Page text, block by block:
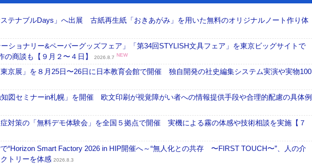
テナブルDays」へ出展 古紙再生紙「おきあがみ」を用いた無料のオリジナルノート作り体
ショナリー&ペーパーグッズフェア」「第34回STYLISH文具フェア」を東京ビッグサイトで
の商談も【９月２〜４日】
2026.8.7 NEW
京展」を８月25日〜26日に日本教育会館で開催 独自開発の社史編集システム実演や実物100
図セミナーin札幌」を開催 欧文印刷が視覚障がい者への情報提供手段や合理的配慮の具体例
対策の「無料デモ体験会」を全国５拠点で開催 実機による霧の体感や技術相談を実施【７
“Horizon Smart Factory 2026 in HIP開催へ～“無人化との共存 〜FIRST TOUCH〜”、人の介
トリーを体感 2026.8.3